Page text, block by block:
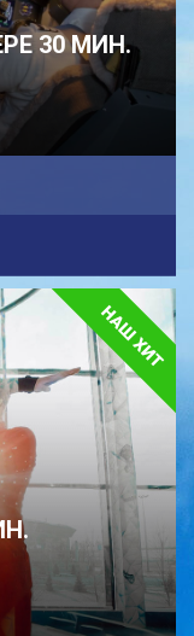
30 МИН.